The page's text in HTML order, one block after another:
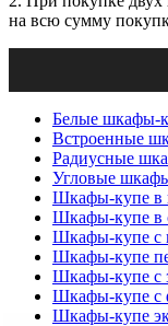
на всю сумму
Белые шкафы-
Встроенные
Радиусные
Угловые
Шкафы-купе в
Шкафы-купе в
Шкафы-купе с
Шкафы-купе
Шкафы-купе с
Шкафы-купе с
Шкафы-купе